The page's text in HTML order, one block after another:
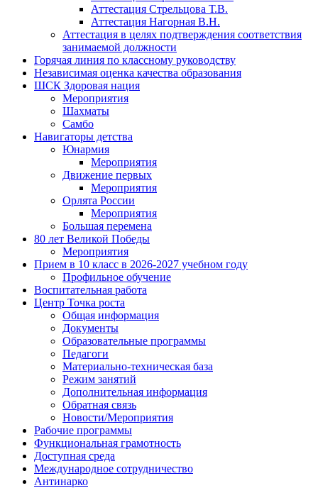
Аттестация Стрельцова Т.В.
Аттестация Нагорная В.Н.
Аттестация в целях подтверждения соответствия
занимаемой должности
Горячая линия по классному руководству
Независимая оценка качества образования
ШСК Здоровая нация
Мероприятия
Шахматы
Самбо
Навигаторы детства
Юнармия
Мероприятия
Движение первых
Мероприятия
Орлята России
Мероприятия
Большая перемена
80 лет Великой Победы
Мероприятия
Прием в 10 класс в 2026-2027 учебном году
Профильное обучение
Воспитательная работа
Центр Точка роста
Общая информация
Документы
Образовательные программы
Педагоги
Материально-техническая база
Режим занятий
Дополнительная информация
Обратная связь
Новости/Мероприятия
Рабочие программы
Функциональная грамотность
Доступная среда
Международное сотрудничество
Антинарко